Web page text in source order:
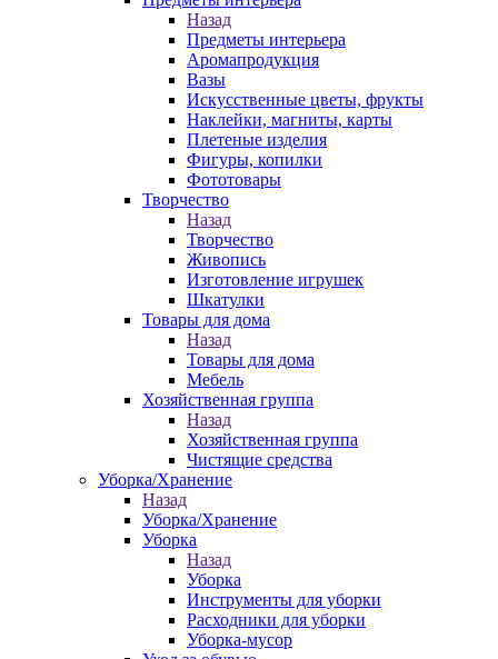
Назад
Предметы интерьера
Аромапродукция
Вазы
Искусственные цветы, фрукты
Наклейки, магниты, карты
Плетеные изделия
Фигуры, копилки
Фототовары
Творчество
Назад
Творчество
Живопись
Изготовление игрушек
Шкатулки
Товары для дома
Назад
Товары для дома
Мебель
Хозяйственная группа
Назад
Хозяйственная группа
Чистящие средства
Уборка/Хранение
Назад
Уборка/Хранение
Уборка
Назад
Уборка
Инструменты для уборки
Расходники для уборки
Уборка-мусор